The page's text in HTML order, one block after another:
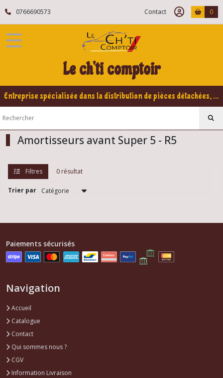
0766690573 Contact 0
Le ch'ti comptoir
Entreprise spécialisée dans la distribution de pièces détachées, refabrication pour voitures Yountimers Peugeot 205 GTI, 309 GTI - GTI16
Amortisseurs avant Super 5 - R5
Filtres 0 résultat
Trier par
Fermer
FILTRES
Renault
Super
5
Train
Super
5
R5
Disques
frein
avant
Super
R5
Flexibles
de
frein
5
Paiements sécurisés
Navigation
Accueil
Catalogue
Contact
Qui sommes nous ?
CGV
Information Livraison